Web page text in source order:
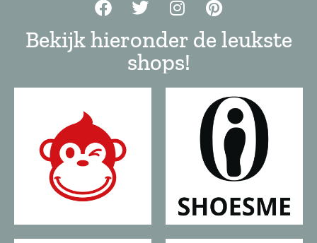
Bekijk hieronder de leukste
shops!